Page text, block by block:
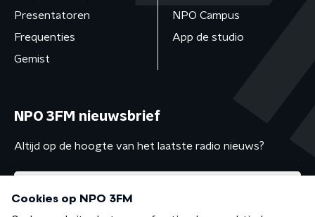
Presentatoren
Frequenties
Gemist
NPO Campus
App de studio
NPO 3FM nieuwsbrief
Altijd op de hoogte van het laatste radio nieuws?